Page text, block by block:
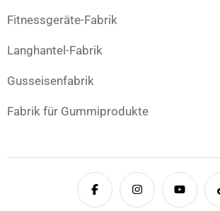
Fitnessgeräte-Fabrik
Langhantel-Fabrik
Gusseisenfabrik
Fabrik für Gummiprodukte